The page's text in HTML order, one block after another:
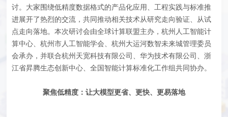
讨。大家围绕低精度数据格式的产品化应用、工程实践与标准推
进展开了热烈的交流，共同推动相关技术从研究走向验证、从试
点走向落地。本次研讨会由全球计算联盟主办，杭州人工智能计
算中心、杭州市人工智能学会、杭州大运河数智未来城管理委员
会承办，并联合杭州天宽科技有限公司、华为技术有限公司、浙
江省昇腾生态创新中心、全国智能计算标准化工作组共同协办。
聚焦低精度： 让大模型更省、更快、更易落地